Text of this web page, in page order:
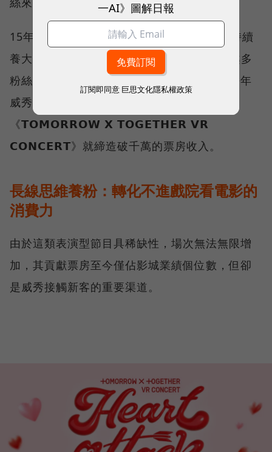
15年來，威秀將這類基本盤小眾的節目類型持續
養大，尤其近年受惠K-POP風潮爆發，越來越多
粉絲也開始嘗試在電影院看明星開唱，像是去年
威秀獨家上映韓團TXT的VR演唱會電影
《𝗧𝗢𝗠𝗢𝗥𝗥𝗢𝗪 𝗫 𝗧𝗢𝗚𝗘𝗧𝗛𝗘𝗥 𝗩𝗥
𝗖𝗢𝗡𝗖𝗘𝗥𝗧》就締造破千萬的票房收入。
長線思維養粉：轉化不進戲院看電影的
消費力
由於這類表演型節目具稀缺性，場次無法無限增
加，其貢獻票房至今僅佔影城業績個位數，但卻
是威秀接觸新客的重要渠道。
一AI》圖解日報
訂閱即同意 巨思文化隱私權政策